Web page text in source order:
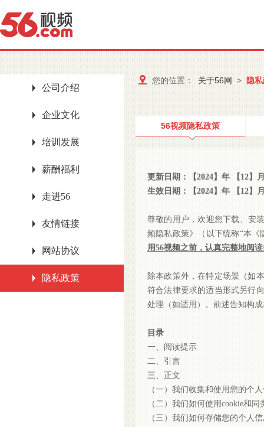
公司介绍
企业文化
培训发展
薪酬福利
走进56
友情链接
网站协议
隐私政策
您的位置： 关于56网 > 隐
56视频隐私政策
更新日期：【2024】年 【 12】
生效日期：【2024】年 【 12】
尊敬的用户，欢迎您下载、安
频隐私政策》（以下统称“本
用56视频之前，认真完整地阅
除本政策外，在特定场景（如
符合法律要求的适当形式另行
处理（如适用）。前述告知构
目录
一、阅读提示
二、引言
三、正文
（一）我们收集和使用您的个
（二）我们如何使用cookie和同
（三）我们如何存储您的个人